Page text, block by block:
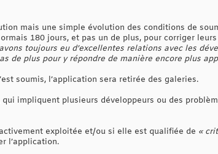
mais une simple évolution des conditions de
180 jours, et pas un de plus, pour corriger
toujours eu d’excellentes relations avec les
de plus pour y répondre de manière encore plus
soumis, l’application sera retirée des galeries.
qui impliquent plusieurs développeurs ou des
exploitée et/ou si elle est qualifiée de «
l’application.